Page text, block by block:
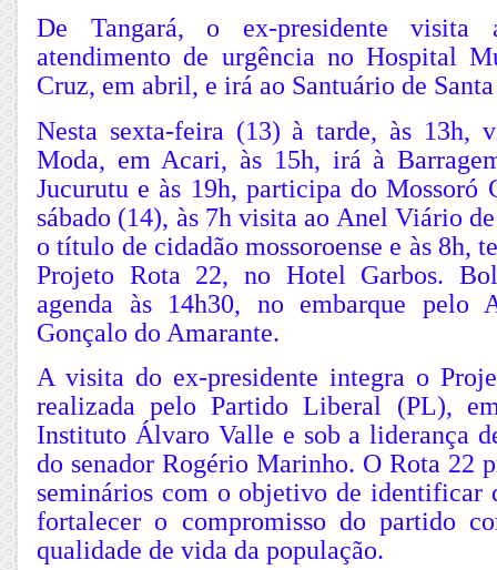
De Tangará, o ex-presidente
atendimento de urgência no Hospital
Cruz, em abril, e irá ao Santuário de
Nesta sexta-feira (13) à tarde, às 13h,
Moda, em Acari, às 15h, irá à
Jucurutu e às 19h, participa do Mossoró
sábado (14), às 7h visita ao Anel Viário
o título de cidadão mossoroense e às 8h,
Projeto Rota 22, no Hotel Garbos.
agenda às 14h30, no embarque pelo
Gonçalo do Amarante.
A visita do ex-presidente integra o
realizada pelo Partido Liberal (PL),
Instituto Álvaro Valle e sob a liderança
do senador Rogério Marinho. O Rota 22
seminários com o objetivo de identificar
fortalecer o compromisso do partido
qualidade de vida da população.